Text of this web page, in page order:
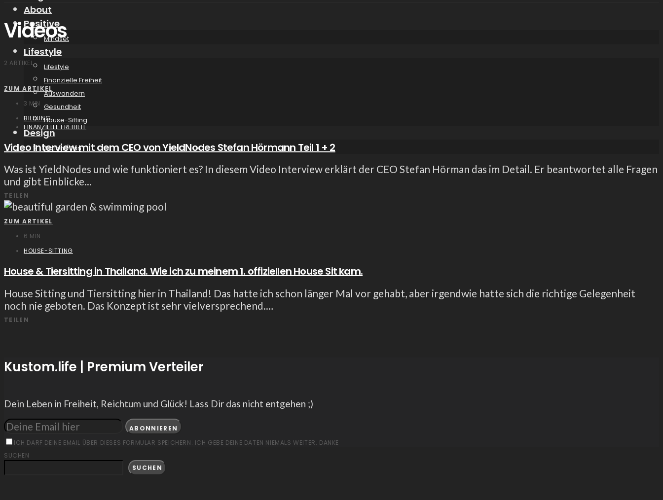
About
Positive
Mindset
Lifestyle
Lifestyle
Finanzielle Freiheit
Auswandern
Gesundheit
House-Sitting
Design
Action / Tun
Videos
2 ARTIKEL
ZUM ARTIKEL
3 MIN
BILDUNG
FINANZIELLE FREIHEIT
Video Interview mit dem CEO von YieldNodes Stefan Hörmann Teil 1 + 2
Was ist YieldNodes und wie funktioniert es? In diesem Video Interview erklärt der CEO Stefan Hörman das im Detail. Er beantwortet alle Fragen
und gibt Einblicke...
TEILEN
ZUM ARTIKEL
6 MIN
HOUSE-SITTING
House & Tiersitting in Thailand. Wie ich zu meinem 1. offiziellen House Sit kam.
House Sitting und Tiersitting hier in Thailand! Das hatte ich schon länger Mal vor gehabt, aber irgendwie hatte sich die richtige Gelegenheit
noch nie geboten. Das Konzept ist sehr vielversprechend.…
TEILEN
Kustom.life | Premium Verteiler
Dein Leben in Freiheit, Reichtum und Glück! Lass Dir das nicht entgehen ;)
ABONNIEREN
ICH DARF DEINE EMAIL ÜBER DIESES FORMULAR SPEICHERN. ICH GEBE DEINE DATEN NIEMALS WEITER. DANKE
SUCHEN
SUCHEN